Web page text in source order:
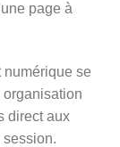
page à
numérique se
organisation
direct aux